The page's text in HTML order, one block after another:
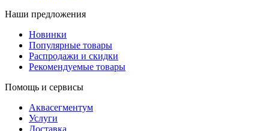
Наши предложения
Новинки
Популярные товары
Распродажи и скидки
Рекомендуемые товары
Помощь и сервисы
Аквасегментум
Услуги